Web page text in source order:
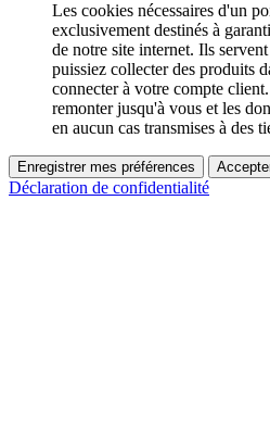
Les cookies nécessaires d'un
exclusivement destinés à
de notre site internet. Ils
puissiez collecter des produits
connecter à votre compte
remonter jusqu'à vous et les
en aucun cas transmises à des
Enregistrer mes préférences
Déclaration de confidentialité